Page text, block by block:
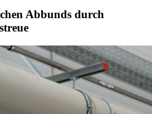
Abbunds durch